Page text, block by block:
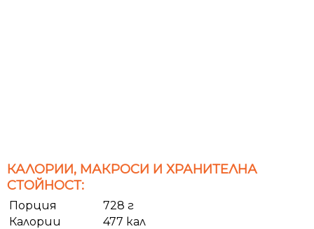
КАЛОРИИ, МАКРОСИ И ХРАНИТЕЛНА
СТОЙНОСТ:
Порция
728 г
Калории
477 кал